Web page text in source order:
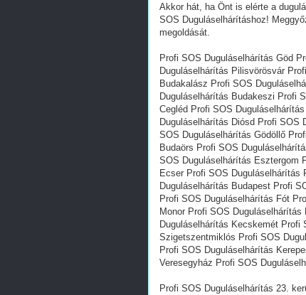
Akkor hát, ha Önt is elérte a
SOS Duguláselhárításhoz!
megoldását.
Profi SOS Duguláselhárítás Göd
Duguláselhárítás Pilisvörösvár
Budakalász Profi SOS
Duguláselhárítás Budakeszi Profi
Cegléd Profi SOS
Duguláselhárítás Diósd Profi SOS
SOS Duguláselhárítás Gödöllő
Budaörs Profi SOS
SOS Duguláselhárítás Esztergom
Ecser Profi SOS Duguláselhárítás
Duguláselhárítás Budapest Profi
Profi SOS Duguláselhárítás Fót
Monor Profi SOS
Duguláselhárítás Kecskemét Profi
Szigetszentmiklós Profi SOS
Profi SOS Duguláselhárítás
Veresegyház Profi SOS
Profi SOS Duguláselhárítás 23.